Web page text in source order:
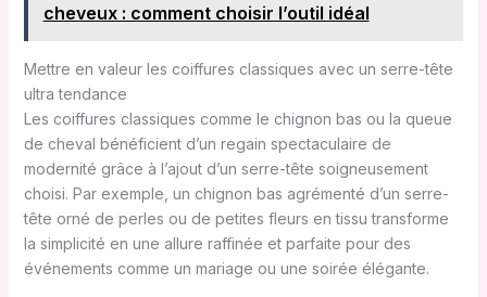
cheveux : comment choisir l’outil idéal
Mettre en valeur les coiffures classiques avec un serre-tête
ultra tendance
Les coiffures classiques comme le chignon bas ou la queue
de cheval bénéficient d’un regain spectaculaire de
modernité grâce à l’ajout d’un serre-tête soigneusement
choisi. Par exemple, un chignon bas agrémenté d’un serre-
tête orné de perles ou de petites fleurs en tissu transforme
la simplicité en une allure raffinée et parfaite pour des
événements comme un mariage ou une soirée élégante.